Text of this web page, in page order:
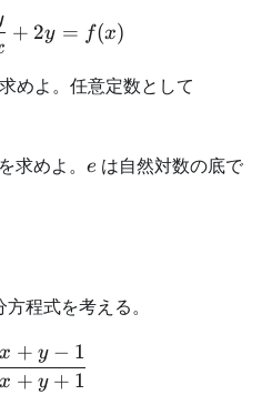
+ 2y = f(x)
めよ。任意定数として
求めよ。 e
e は自然対数の底で
程式を考える。
x + y + 1
x + y − 1